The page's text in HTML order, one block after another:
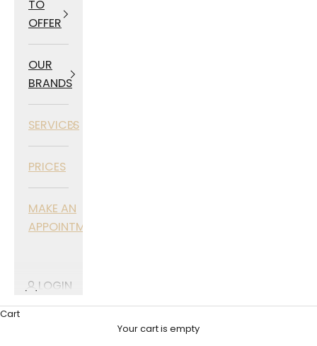
TO
OFFER
OUR
BRANDS
SERVICES
PRICES
MAKE AN
APPOINTMENT
LOGIN
Cart
Your cart is empty